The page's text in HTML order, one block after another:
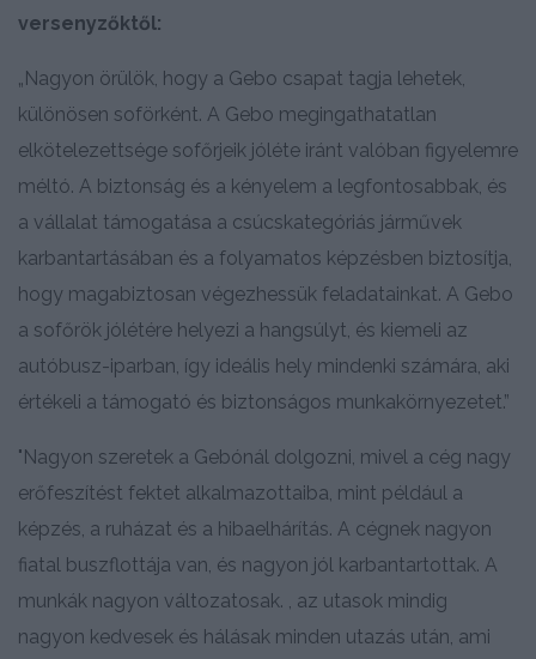
versenyzőktől:
„Nagyon örülök, hogy a Gebo csapat tagja lehetek,
különösen soförként. A Gebo megingathatatlan
elkötelezettsége sofőrjeik jóléte iránt valóban figyelemre
méltó. A biztonság és a kényelem a legfontosabbak, és
a vállalat támogatása a csúcskategóriás járművek
karbantartásában és a folyamatos képzésben biztosítja,
hogy magabiztosan végezhessük feladatainkat. A Gebo
a sofőrök jólétére helyezi a hangsúlyt, és kiemeli az
autóbusz-iparban, így ideális hely mindenki számára, aki
értékeli a támogató és biztonságos munkakörnyezetet.”
"Nagyon szeretek a Gebónál dolgozni, mivel a cég nagy
erőfeszítést fektet alkalmazottaiba, mint például a
képzés, a ruházat és a hibaelhárítás. A cégnek nagyon
fiatal buszflottája van, és nagyon jól karbantartottak. A
munkák nagyon változatosak. , az utasok mindig
nagyon kedvesek és hálásak minden utazás után, ami